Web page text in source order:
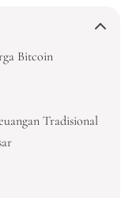
Bitcoin
Tradisional